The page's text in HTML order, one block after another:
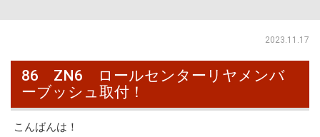
2023.11.17
86 ZN6 ロールセンターリヤメンバ
ーブッシュ取付！
こんばんは！